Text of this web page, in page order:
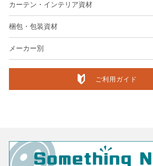
カーテン・インテリア資材
梱包・包装資材
メーカー別
ご利用ガイド